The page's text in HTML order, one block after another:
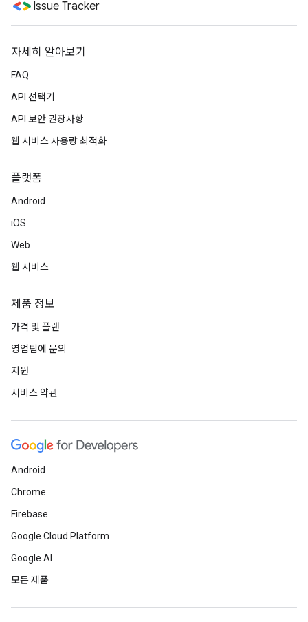
Issue Tracker
자세히 알아보기
FAQ
API 선택기
API 보안 권장사항
웹 서비스 사용량 최적화
플랫폼
Android
iOS
Web
웹 서비스
제품 정보
가격 및 플랜
영업팀에 문의
지원
서비스 약관
Android
Chrome
Firebase
Google Cloud Platform
Google AI
모든 제품